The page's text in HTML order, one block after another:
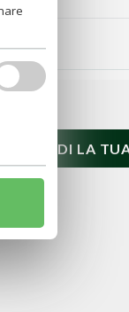
RICHIEDI LA